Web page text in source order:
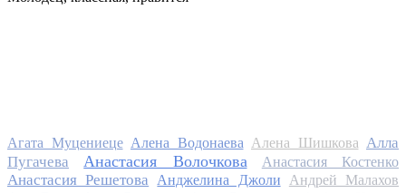
Агата Муцениеце Алена Водонаева Алена Шишкова Алла
Пугачева
Анастасия Волочкова Анастасия Костенко
Анастасия Решетова Анджелина Джоли
Андрей Малахов